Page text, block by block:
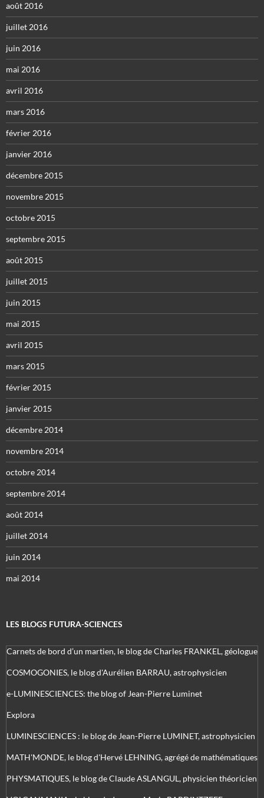
août 2016
juillet 2016
juin 2016
mai 2016
avril 2016
mars 2016
février 2016
janvier 2016
décembre 2015
novembre 2015
octobre 2015
septembre 2015
août 2015
juillet 2015
juin 2015
mai 2015
avril 2015
mars 2015
février 2015
janvier 2015
décembre 2014
novembre 2014
octobre 2014
septembre 2014
août 2014
juillet 2014
juin 2014
mai 2014
LES BLOGS FUTURA-SCIENCES
Carnets de bord d’un martien, le blog de Charles FRANKEL, géologue
COSMOGONIES, le blog d'Aurélien BARRAU, astrophysicien
e-LUMINESCIENCES: the blog of Jean-Pierre Luminet
Explora
LUMINESCIENCES : le blog de Jean-Pierre LUMINET, astrophysicien
MATH'MONDE, le blog d'Hervé LEHNING, agrégé de mathématiques
PHYSMATIQUES, le blog de Claude ASLANGUL, physicien théoricien